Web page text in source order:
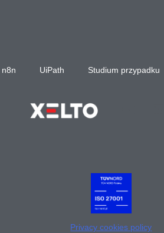
n8n UiPath Studium przypadku
Privacy cookies policy